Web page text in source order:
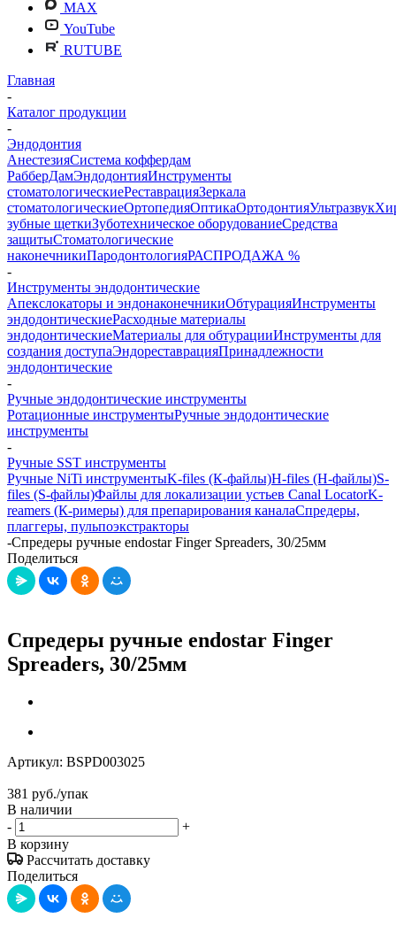
MAX
YouTube
RUTUBE
Главная
-
Каталог продукции
-
Эндодонтия
АнестезияСистема коффердам
РабберДамЭндодонтияИнструменты
стоматологическиеРеставрацияЗеркала
стоматологическиеОртопедияОптикаОртодонтияУльтразвук
зубные щеткиЗуботехническое оборудованиеСредства
защитыСтоматологические
наконечникиПародонтологияРАСПРОДАЖА %
-
Инструменты эндодонтические
Апекслокаторы и эндонаконечникиОбтурацияИнструменты
эндодонтическиеРасходные материалы
эндодонтическиеМатериалы для обтурацииИнструменты для
создания доступаЭндореставрацияПринадлежности
эндодонтические
-
Ручные эндодонтические инструменты
Ротационные инструментыРучные эндодонтические
инструменты
-
Ручные SST инструменты
Ручные NiTi инструментыK-files (К-файлы)H-files (Н-файлы)S-
files (S-файлы)Файлы для локализации устьев Canal LocatorK-
reamers (К-римеры) для препарирования каналаСпредеры,
плаггеры, пульпоэкстракторы
-Спредеры ручные endostar Finger Spreaders, 30/25мм
Поделиться
Спредеры ручные endostar Finger
Spreaders, 30/25мм
Артикул: BSPD003025
381 руб./упак
В наличии
-
+
В корзину
Рассчитать доставку
Поделиться